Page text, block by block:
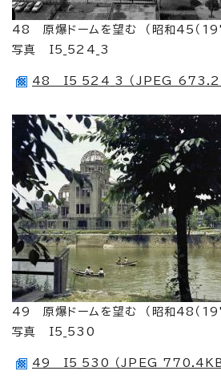
48 原爆ドームを望む （昭和45（
写真 I5_524_3
48 I5_524_3 （JPEG
49 原爆ドームを望む （昭和48（
写真 I5_530
49 I5_530 （JPEG 770.4KB